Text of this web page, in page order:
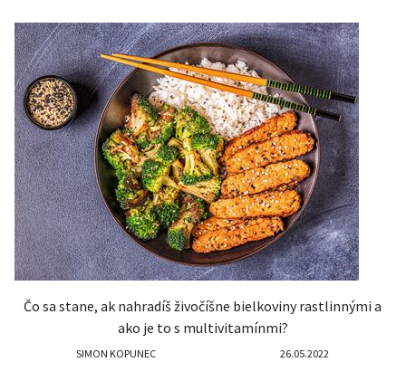
Čo sa stane, ak nahradíš živočíšne bielkoviny rastlinnými a
ako je to s multivitamínmi?
SIMON KOPUNEC 26.05.2022